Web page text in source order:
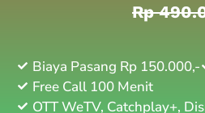
Rp
Biaya Pasang Rp 150.000,-
Free Call 100 Menit
OTT WeTV, Catchplay+,